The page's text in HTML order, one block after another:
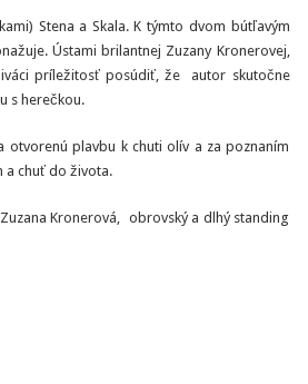
Stena a Skala. K týmto dvom bútľavým
Ústami brilantnej Zuzany Kronerovej,
príležitosť posúdiť, že autor skutočne
s herečkou.
otvorenú plavbu k chuti olív a za poznaním
a chuť do života.
Kronerová, obrovský a dlhý standing